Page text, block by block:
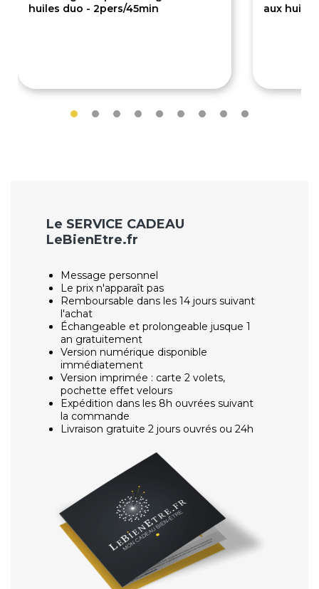
huiles duo - 2pers/45min
aux
Le SERVICE CADEAU
LeBienEtre.fr
Message personnel
Le prix n'apparaît pas
Remboursable dans les 14 jours suivant
l'achat
Échangeable et prolongeable jusque 1
an gratuitement
Version numérique disponible
immédiatement
Version imprimée : carte 2 volets,
pochette effet velours
Expédition dans les 8h ouvrées suivant
la commande
Livraison gratuite 2 jours ouvrés ou 24h